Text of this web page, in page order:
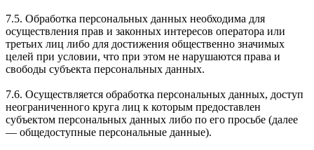
7.5. Обработка персональных данных необходима для
осуществления прав и законных интересов оператора или
третьих лиц либо для достижения общественно значимых
целей при условии, что при этом не нарушаются права и
свободы субъекта персональных данных.
7.6. Осуществляется обработка персональных данных, доступ
неограниченного круга лиц к которым предоставлен
субъектом персональных данных либо по его просьбе (далее
— общедоступные персональные данные).